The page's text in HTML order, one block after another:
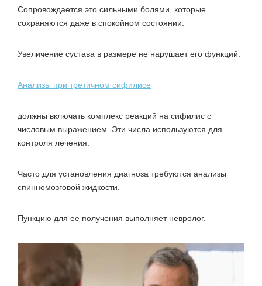
Сопровождается это сильными болями, которые
сохраняются даже в спокойном состоянии.
Увеличение сустава в размере не нарушает его функций.
Анализы при третичном сифилисе
должны включать комплекс реакций на сифилис с
числовым выражением. Эти числа используются для
контроля лечения.
Часто для установления диагноза требуются анализы
спинномозговой жидкости.
Пункцию для ее получения выполняет невролог.